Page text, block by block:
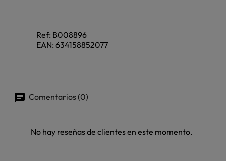
Ref: B008896
EAN: 634158852077
Comentarios (0)
No hay reseñas de clientes en este momento.